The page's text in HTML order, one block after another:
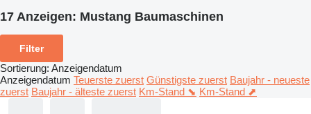
17 Anzeigen: Mustang Baumaschinen
Filter
Sortierung: Anzeigendatum
Anzeigendatum Teuerste zuerst Günstigste zuerst Baujahr - neueste
zuerst Baujahr - älteste zuerst Km-Stand ⬊ Km-Stand ⬈